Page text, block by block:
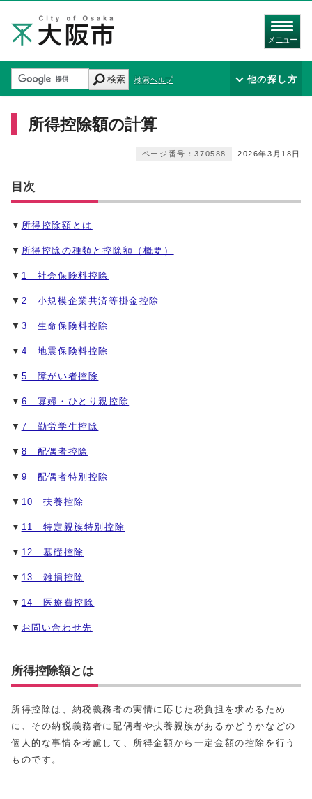
メニュー
検索 検索ヘルプ 他の探し方
所得控除額の計算
2026年3月18日
ページ番号：370588
目次
▼ 所得控除額とは
▼ 所得控除の種類と控除額（概要）
▼ 1 社会保険料控除
▼ 2 小規模企業共済等掛金控除
▼ 3 生命保険料控除
▼ 4 地震保険料控除
▼ 5 障がい者控除
▼ 6 寡婦・ひとり親控除
▼ 7 勤労学生控除
▼ 8 配偶者控除
▼ 9 配偶者特別控除
▼ 10 扶養控除
▼ 11 特定親族特別控除
▼ 12 基礎控除
▼ 13 雑損控除
▼ 14 医療費控除
▼ お問い合わせ先
所得控除額とは
所得控除は、納税義務者の実情に応じた税負担を求めるため
に、その納税義務者に配偶者や扶養親族があるかどうかなどの
個人的な事情を考慮して、所得金額から一定金額の控除を行う
ものです。